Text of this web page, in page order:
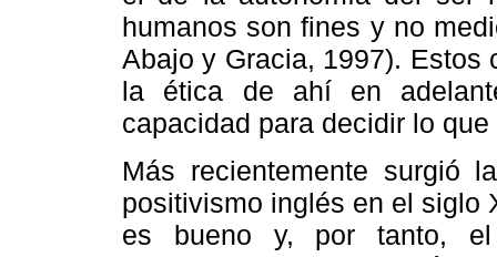
humanos son fines y no
Abajo y Gracia, 1997). Estos
la ética de ahí en
capacidad para decidir lo
Más recientemente surgió
positivismo inglés en el siglo
es bueno y, por tanto,